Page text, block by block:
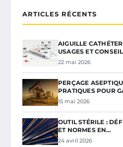
ARTICLES RÉCENTS
AIGUILLE
USAGES ET
22 mai 2026
PERÇAGE
PRATIQUES POUR
15 mai 2026
OUTIL STÉRILE :
ET NORMES EN…
24 avril 2026